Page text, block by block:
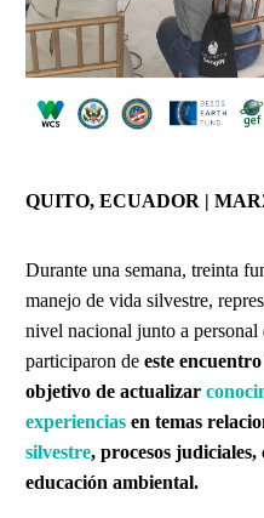
QUITO, ECUADOR |
Durante una semana, treinta
manejo de vida silvestre,
nivel nacional junto a
participaron de este
objetivo de actualizar
experiencias en temas
silvestre, procesos judiciales,
educación ambiental.